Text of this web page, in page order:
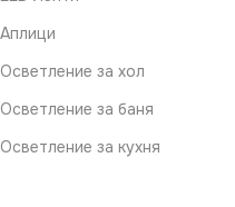
Аплици
Осветление за хол
Осветление за баня
Осветление за кухня